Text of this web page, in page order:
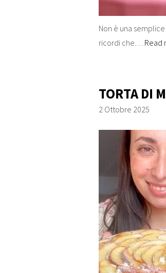
Non è una
ricordi che…
TORTA DI
2 Ottobre 2025